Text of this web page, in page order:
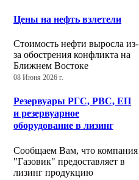
Цены на нефть взлетели
Стоимость нефти выросла из-
за обострения конфликта на
Ближнем Востоке
08 Июня 2026 г.
Резервуары РГС, РВС, ЕП
и резервуарное
оборудование в лизинг
Сообщаем Вам, что компания
"Газовик" предоставляет в
лизинг продукцию